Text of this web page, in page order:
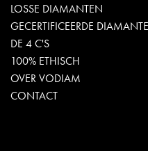
LOSSE DIAMANTEN
GECERTIFICEERDE
DE 4 C'S
100% ETHISCH
OVER VODIAM
CONTACT